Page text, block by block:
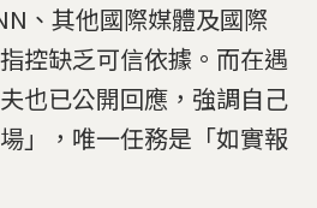
、其他國際媒體及國際
控缺乏可信依據。而在遇
也已公開回應，強調自己
」，唯一任務是「如實報